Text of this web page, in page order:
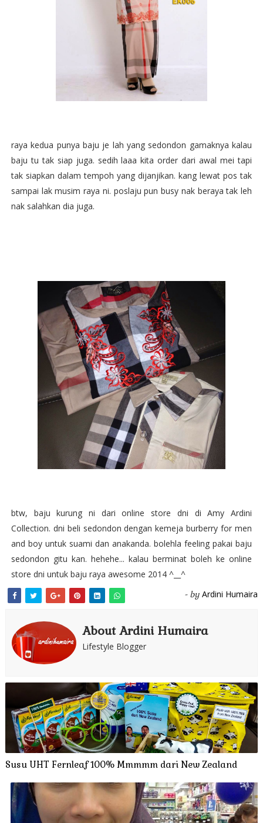
raya kedua punya baju je lah yang sedondon gamaknya kalau
baju tu tak siap juga. sedih laaa kita order dari awal mei tapi
tak siapkan dalam tempoh yang dijanjikan. kang lewat pos tak
sampai lak musim raya ni. poslaju pun busy nak beraya tak leh
nak salahkan dia juga.
btw, baju kurung ni dari online store dni di Amy Ardini
Collection. dni beli sedondon dengan kemeja burberry for men
and boy untuk suami dan anakanda. bolehla feeling pakai baju
sedondon gitu kan. hehehe... kalau berminat boleh ke online
store dni untuk baju raya awesome 2014 ^__^
- by Ardini Humaira
About Ardini Humaira
Lifestyle Blogger
Susu UHT Fernleaf 100% Mmmmm dari New Zealand